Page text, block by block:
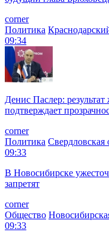
corner
Политика
09:34
Денис Паслер:
подтверждает
corner
Политика Свердловская
09:33
В Новосибирске
запретят
corner
Общество
09:33